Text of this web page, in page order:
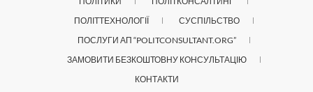
ПОЛІТТЕХНОЛОГІЇ
СУСПІЛЬСТВО
ПОСЛУГИ АП “POLITCONSULTANT.ORG”
ЗАМОВИТИ БЕЗКОШТОВНУ КОНСУЛЬТАЦІЮ
КОНТАКТИ